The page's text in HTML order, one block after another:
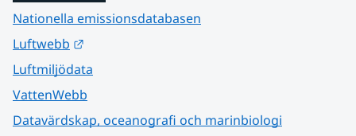
Nationella emissionsdatabasen
Luftwebb
Luftmiljödata
VattenWebb
Datavärdskap, oceanografi och marinbiologi